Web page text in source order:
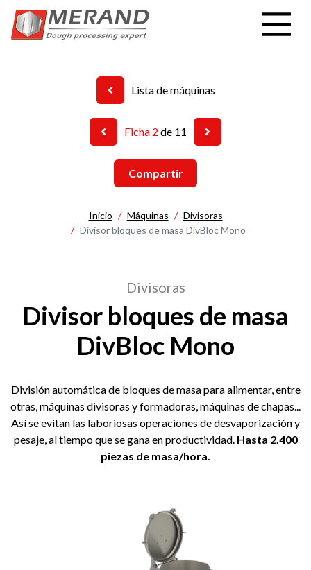
Pasar
contenido
Lista de máquinas
Ficha 2 de 11
Compartir
Inicio Máquinas
Divisoras
Divisor bloques de masa DivBloc Mono
Divisoras
Divisor bloques de masa
DivBloc Mono
División automática de bloques de masa para alimentar, entre
otras, máquinas divisoras y formadoras, máquinas de chapas...
Así se evitan las laboriosas operaciones de desvaporización y
pesaje, al tiempo que se gana en productividad. Hasta 2.400
piezas de masa/hora.